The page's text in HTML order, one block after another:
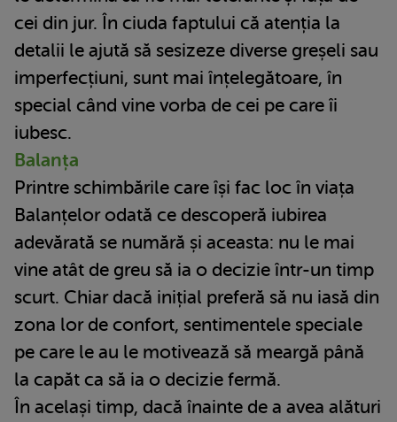
cei din jur. În ciuda faptului că atenția la
detalii le ajută să sesizeze diverse greșeli sau
imperfecțiuni, sunt mai înțelegătoare, în
special când vine vorba de cei pe care îi
iubesc.
Balanța
Printre schimbările care își fac loc în viața
Balanțelor odată ce descoperă iubirea
adevărată se numără și aceasta: nu le mai
vine atât de greu să ia o decizie într-un timp
scurt. Chiar dacă inițial preferă să nu iasă din
zona lor de confort, sentimentele speciale
pe care le au le motivează să meargă până
la capăt ca să ia o decizie fermă.
În același timp, dacă înainte de a avea alături